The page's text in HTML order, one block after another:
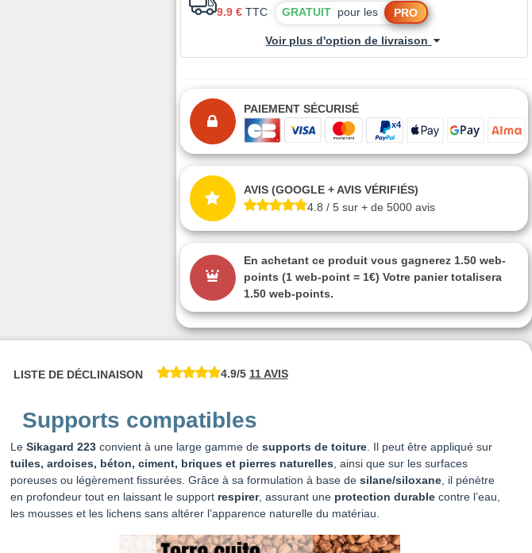
9.9 € TTC GRATUITpour les PRO
Voir plus d'option de livraison
PAIEMENT SÉCURISÉ
AVIS (GOOGLE + AVIS VÉRIFIÉS)
4.8 / 5 sur + de 5000 avis
En achetant ce produit vous gagnerez 1.50 web-
points (1 web-point = 1€) Votre panier totalisera
1.50 web-points.
LISTE DE DÉCLINAISON 4.9/5 11 AVIS
Supports compatibles
Le Sikagard 223 convient à une large gamme de supports de toiture. Il peut être appliqué sur
tuiles, ardoises, béton, ciment, briques et pierres naturelles, ainsi que sur les surfaces
poreuses ou légèrement fissurées. Grâce à sa formulation à base de silane/siloxane, il pénètre
en profondeur tout en laissant le support respirer, assurant une protection durable contre l’eau,
les mousses et les lichens sans altérer l’apparence naturelle du matériau.